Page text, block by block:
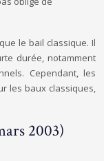
le bail classique. Il
durée, notamment
Cependant, les
les baux classiques,
2003)